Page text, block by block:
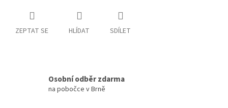
ZEPTAT SE HLÍDAT SDÍLET
Osobní odběr zdarma
na pobočce v Brně